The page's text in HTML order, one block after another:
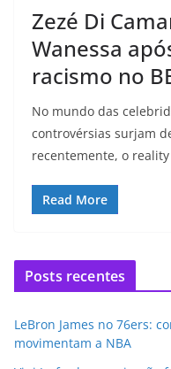
Zezé Di
Wanessa
racismo no
No mundo das
controvérsias surjam
recentemente, o
Read More
Posts recentes
LeBron James no 76ers:
movimentam a NBA